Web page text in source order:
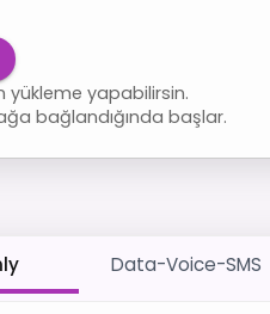
yükleme yapabilirsin.
bağlandığında başlar.
Data-Voice-SMS